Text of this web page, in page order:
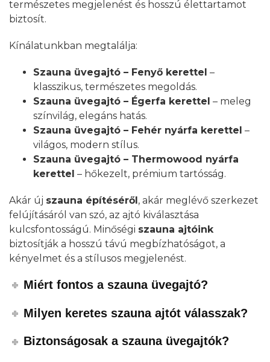
természetes megjelenést és hosszú élettartamot
biztosít.
Kínálatunkban megtalálja:
Szauna üvegajtó – Fenyő kerettel –
klasszikus, természetes megoldás.
Szauna üvegajtó – Égerfa kerettel – meleg
színvilág, elegáns hatás.
Szauna üvegajtó – Fehér nyárfa kerettel –
világos, modern stílus.
Szauna üvegajtó – Thermowood nyárfa
kerettel – hőkezelt, prémium tartósság.
Akár új szauna építéséről, akár meglévő szerkezet
felújításáról van szó, az ajtó kiválasztása
kulcsfontosságú. Minőségi szauna ajtóink
biztosítják a hosszú távú megbízhatóságot, a
kényelmet és a stílusos megjelenést.
Miért fontos a szauna üvegajtó?
Milyen keretes szauna ajtót válasszak?
Biztonságosak a szauna üvegajtók?